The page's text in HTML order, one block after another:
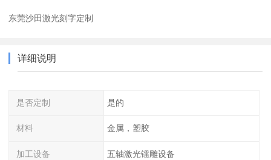
东莞沙田激光刻字定制
详细说明
是否定制 是的
材料 金属，塑胶
加工设备 五轴激光镭雕设备